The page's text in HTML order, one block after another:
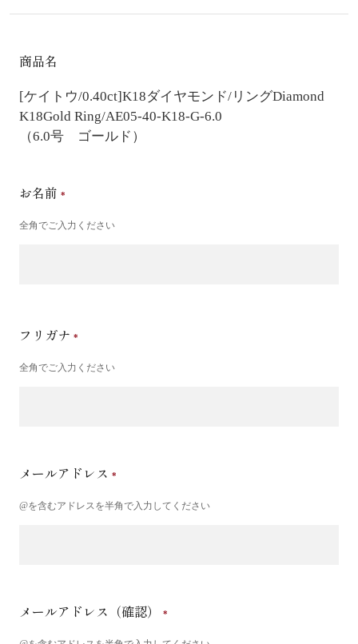
商品名
[ケイトウ/0.40ct]K18ダイヤモンド/リングDiamond
K18Gold Ring/AE05-40-K18-G-6.0
（6.0号 ゴールド）
お名前
全角でご入力ください
フリガナ
全角でご入力ください
メールアドレス
@を含むアドレスを半角で入力してください
メールアドレス（確認）